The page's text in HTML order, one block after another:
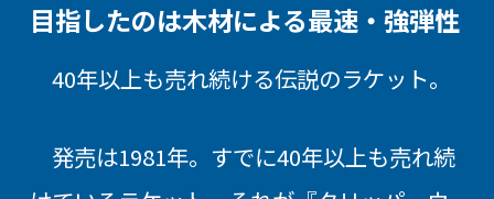
目指したのは木材による最速・強弾性
40年以上も売れ続ける伝説のラケット。
発売は1981年。すでに40年以上も売れ続